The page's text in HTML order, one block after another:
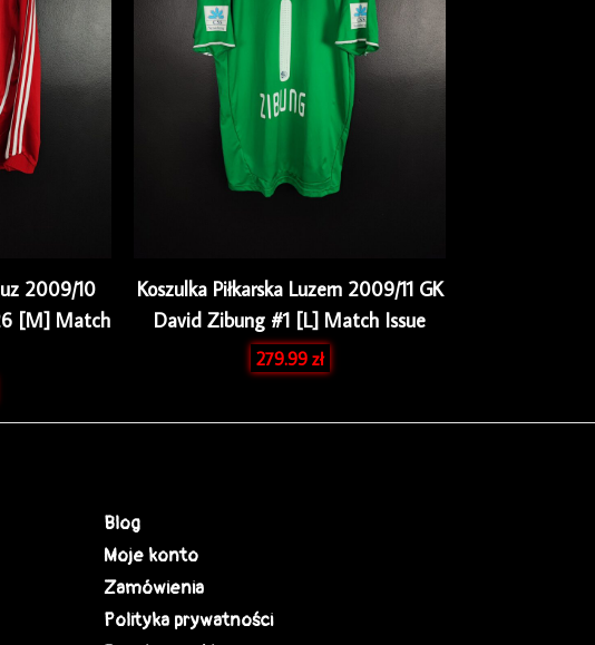
2009/10
[M] Match
Koszulka Piłkarska Luzern 2009/11 GK
David Zibung #1 [L] Match Issue
279.99zł
Blog
Moje konto
Zamówienia
Polityka prywatności